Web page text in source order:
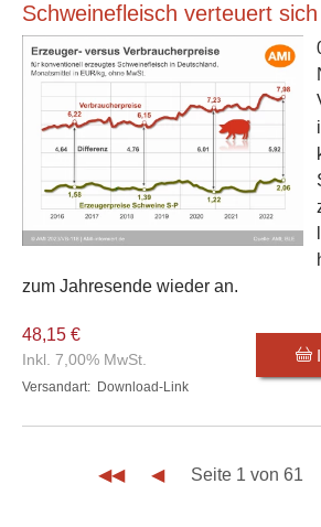
Schweinefleisch verteuert
zum Jahresende wieder an.
48,15 €
Inkl. 7,00% MwSt.
Versandart: Download-Link
◀◀ ◀ Seite 1 von 61